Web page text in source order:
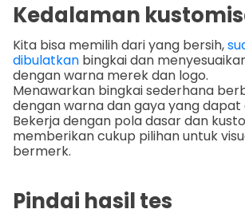
Kedalaman
Kita bisa memilih dari yang bersih,
dibulatkan bingkai dan
dengan warna merek dan logo.
Menawarkan bingkai sederhana
dengan warna dan gaya yang dapat
Bekerja dengan pola dasar dan
memberikan cukup pilihan untuk
bermerk.
Pindai hasil tes